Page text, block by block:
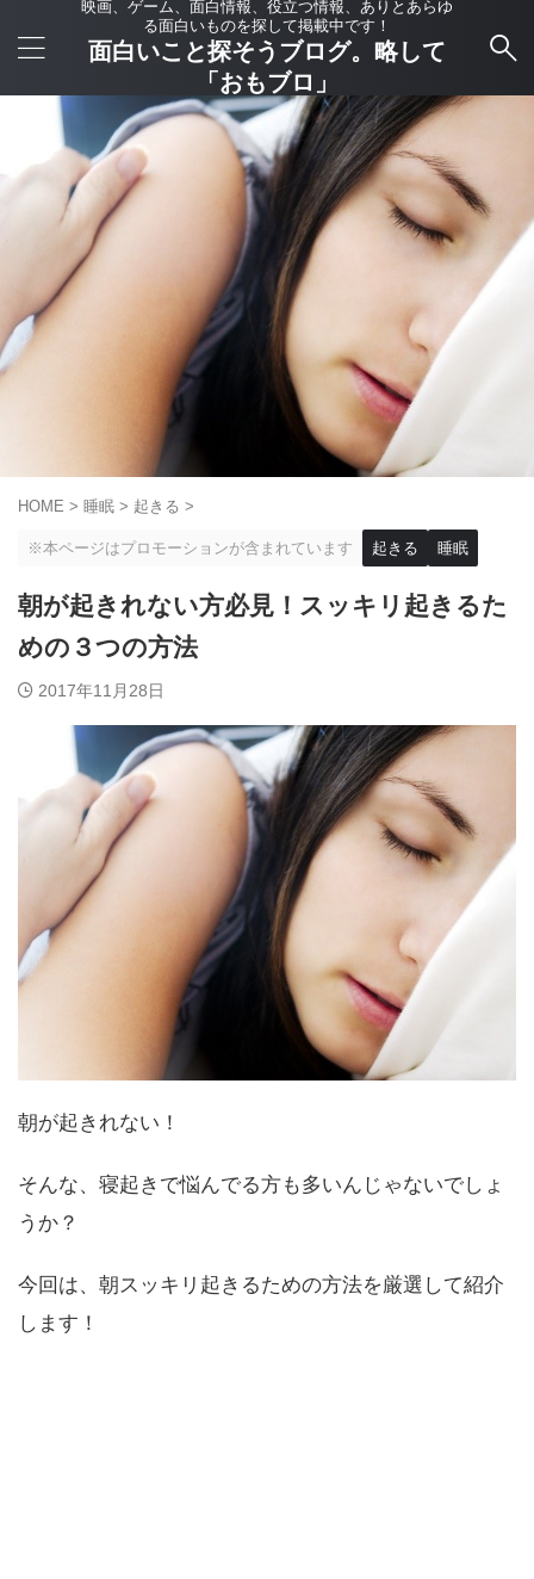
映画、ゲーム、面白情報、役立つ情報、ありとあらゆ
る面白いものを探して掲載中です！
面白いこと探そうブログ。略して
「おもブロ」
HOME > 睡眠 > 起きる >
※本ページはプロモーションが含まれています 起きる 睡眠
朝が起きれない方必見！スッキリ起きるた
めの３つの方法
2017年11月28日
朝が起きれない！
そんな、寝起きで悩んでる方も多いんじゃないでしょ
うか？
今回は、朝スッキリ起きるための方法を厳選して紹介
します！